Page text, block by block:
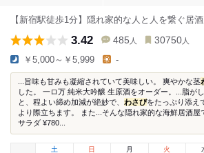
【新宿駅徒歩1分】隠れ家的な人と人を繋ぐ居
3.42 485 人 30750 人
￥5,000～￥5,999 -
...旨味も甘みも凝縮されていて美味しい。 爽やかな茎
した。 一ロ万 純米大吟醸 生原酒をオーダー。...脂が
と、程よい締め加減が絶妙で、 わさびをたっぷり添え
より際立ちます。 また...そんな隠れ家的な海鮮居酒屋
サラダ ¥780...
土 日 月 火